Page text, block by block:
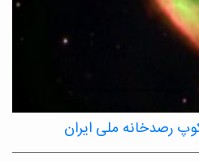
رصدخانه ملی ایران